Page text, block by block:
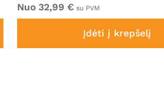
Nuo 32,99 € su PVM
Įdėti į krepšelį